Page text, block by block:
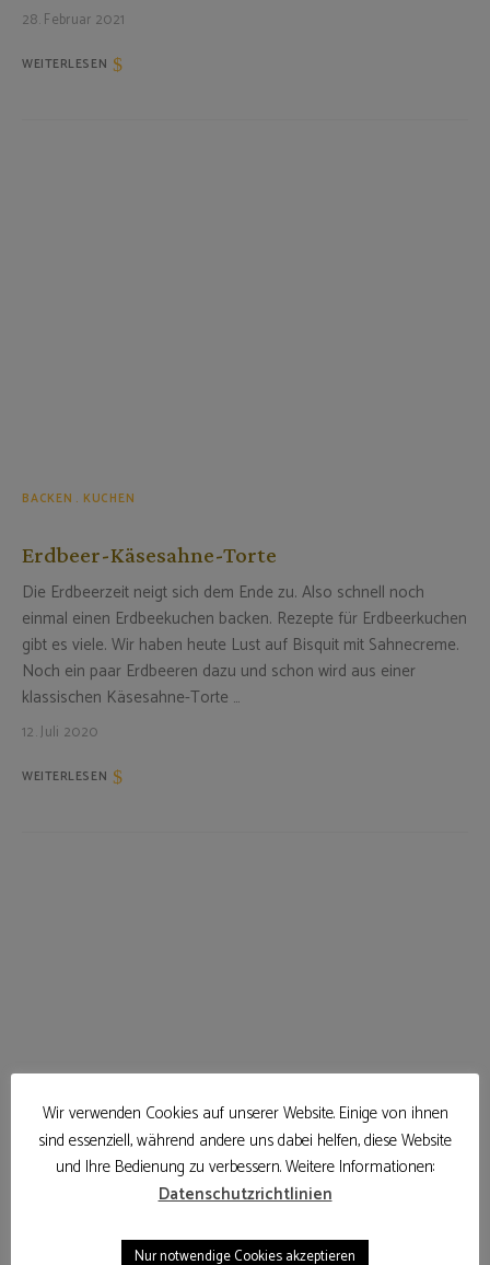
28. Februar 2021
WEITERLESEN
BACKEN KUCHEN
Erdbeer-Käsesahne-Torte
Die Erdbeerzeit neigt sich dem Ende zu. Also schnell noch
einmal einen Erdbeekuchen backen. Rezepte für Erdbeerkuchen
gibt es viele. Wir haben heute Lust auf Bisquit mit Sahnecreme.
Noch ein paar Erdbeeren dazu und schon wird aus einer
klassischen Käsesahne-Torte …
12. Juli 2020
WEITERLESEN
Wir verwenden Cookies auf unserer Website. Einige von ihnen
sind essenziell, während andere uns dabei helfen, diese Website
und Ihre Bedienung zu verbessern. Weitere Informationen:
Datenschutzrichtlinien
Nur notwendige Cookies akzeptieren